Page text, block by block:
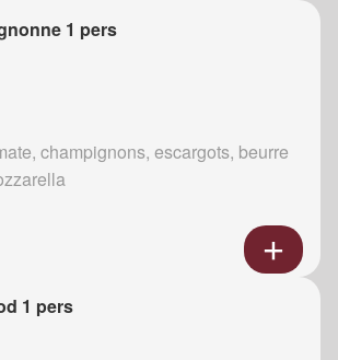
1 pers
champignons, escargots, beurre
1 pers